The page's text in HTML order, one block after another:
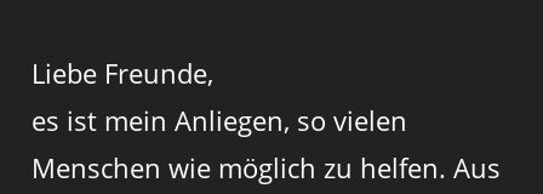
Liebe Freunde,
es ist mein Anliegen, so vielen
Menschen wie möglich zu helfen. Aus